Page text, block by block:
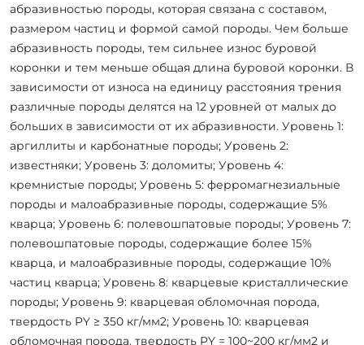
абразивностью породы, которая связана с составом,
размером частиц и формой самой породы. Чем больше
абразивность породы, тем сильнее износ буровой
коронки и тем меньше общая длина буровой коронки. В
зависимости от износа на единицу расстояния трения
различные породы делятся на 12 уровней от малых до
больших в зависимости от их абразивности. Уровень 1:
аргиллиты и карбонатные породы; Уровень 2:
известняки; Уровень 3: доломиты; Уровень 4:
кремнистые породы; Уровень 5: ферромагнезиальные
породы и малоабразивные породы, содержащие 5%
кварца; Уровень 6: полевошпатовые породы; Уровень 7:
полевошпатовые породы, содержащие более 15%
кварца, и малоабразивные породы, содержащие 10%
частиц кварца; Уровень 8: кварцевые кристаллические
породы; Уровень 9: кварцевая обломочная порода,
твердость PY ≥ 350 кг/мм2; Уровень 10: кварцевая
обломочная порода, твердость PY = 100~200 кг/мм2 и